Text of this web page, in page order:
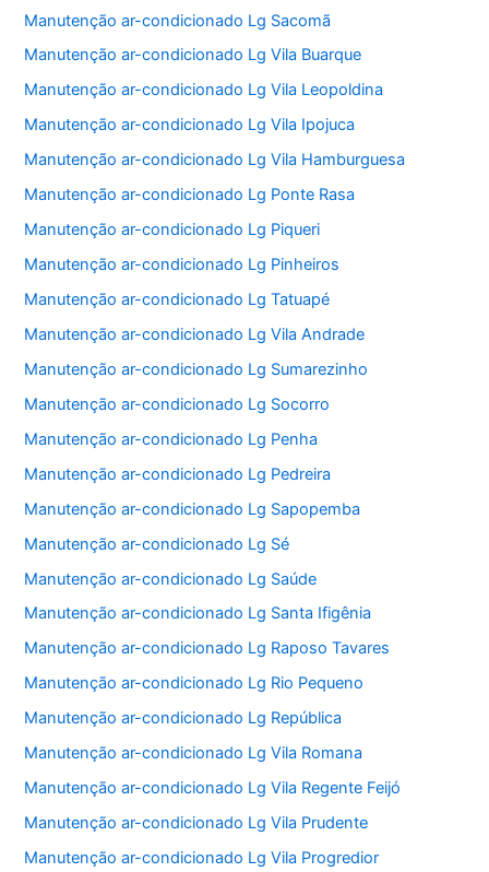
Manutenção ar-condicionado Lg Sacomã
Manutenção ar-condicionado Lg Vila Buarque
Manutenção ar-condicionado Lg Vila Leopoldina
Manutenção ar-condicionado Lg Vila Ipojuca
Manutenção ar-condicionado Lg Vila Hamburguesa
Manutenção ar-condicionado Lg Ponte Rasa
Manutenção ar-condicionado Lg Piqueri
Manutenção ar-condicionado Lg Pinheiros
Manutenção ar-condicionado Lg Tatuapé
Manutenção ar-condicionado Lg Vila Andrade
Manutenção ar-condicionado Lg Sumarezinho
Manutenção ar-condicionado Lg Socorro
Manutenção ar-condicionado Lg Penha
Manutenção ar-condicionado Lg Pedreira
Manutenção ar-condicionado Lg Sapopemba
Manutenção ar-condicionado Lg Sé
Manutenção ar-condicionado Lg Saúde
Manutenção ar-condicionado Lg Santa Ifigênia
Manutenção ar-condicionado Lg Raposo Tavares
Manutenção ar-condicionado Lg Rio Pequeno
Manutenção ar-condicionado Lg República
Manutenção ar-condicionado Lg Vila Romana
Manutenção ar-condicionado Lg Vila Regente Feijó
Manutenção ar-condicionado Lg Vila Prudente
Manutenção ar-condicionado Lg Vila Progredior